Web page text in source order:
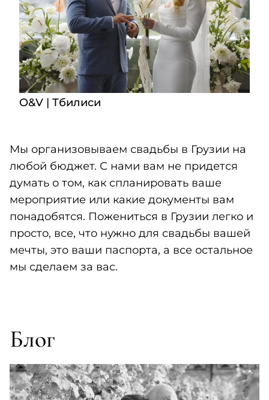
O&V | Тбилиси
Мы организовываем свадьбы в Грузии на
любой бюджет. С нами вам не придется
думать о том, как спланировать ваше
мероприятие или какие документы вам
понадобятся. Пожениться в Грузии легко и
просто, все, что нужно для свадьбы вашей
мечты, это ваши паспорта, а все остальное
мы сделаем за вас.
Блог